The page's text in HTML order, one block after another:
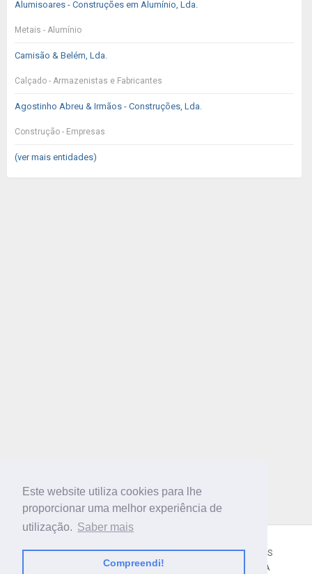
Este website utiliza cookies para lhe
proporcionar uma melhor experiência de
utilização. Saber mais
Compreendi!
Alumisoares - Construções em Alumínio, Lda.
Metais - Alumínio
Camisão & Belém, Lda.
Calçado - Armazenistas e Fabricantes
Agostinho Abreu & Irmãos - Construções, Lda.
Construção - Empresas
(ver mais entidades)
CÓDIGO POSTAL SOBRE NÓS
TERMOS E CONDIÇÕES
POLÍTICA DE PRIVACIDADE
AJUDA